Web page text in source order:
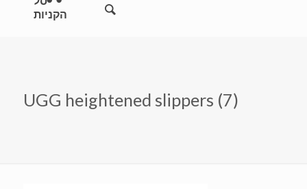
UGG heightened slippers (7)